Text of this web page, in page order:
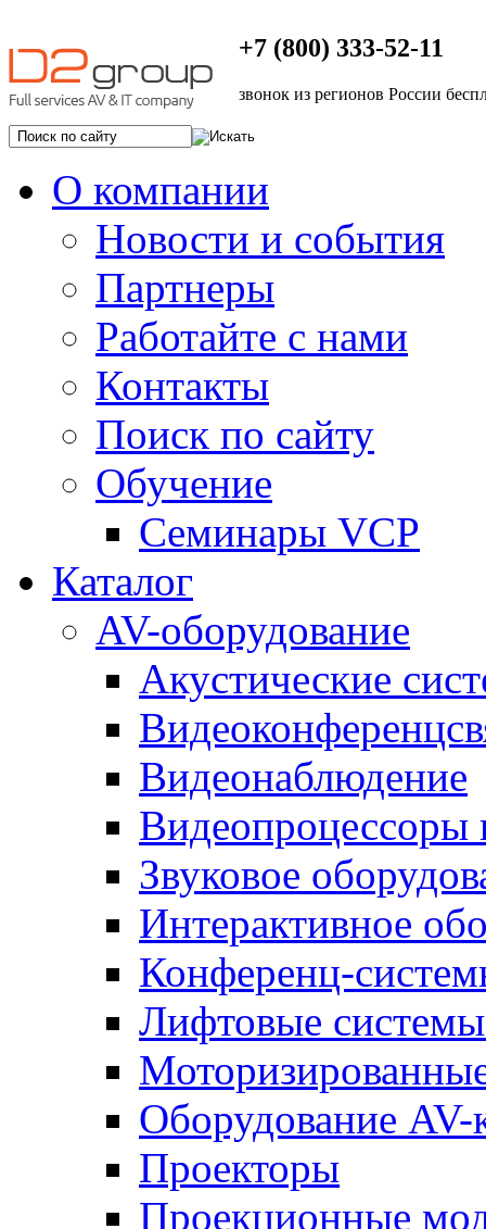
+7 (800) 333-52-11
звонок из регионов России
О компании
Новости и события
Партнеры
Работайте с нами
Контакты
Поиск по сайту
Обучение
Семинары VCP
Каталог
AV-оборудование
Акустические
Видеонаблюдение
Видеопроцессоры
Звуковое
Интерактивное
Конференц-
Лифтовые
Оборудование
Проекторы
Проекционные